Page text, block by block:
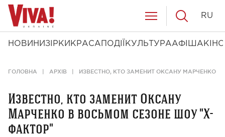
НОВИНИ ЗІРКИ КРАСА ПОДІЇ КУЛЬТУРААФІША КІНО
RU
ГОЛОВНА АРХІВ ИЗВЕСТНО, КТО ЗАМЕНИТ ОКСАНУ МАРЧЕНКО
Известно, кто заменит Оксану
Марченко в восьмом сезоне шоу "Х-
фактор"